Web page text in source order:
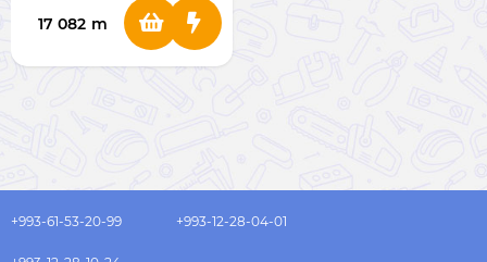
17 082 m
+993-61-53-20-99 +993-12-28-04-01